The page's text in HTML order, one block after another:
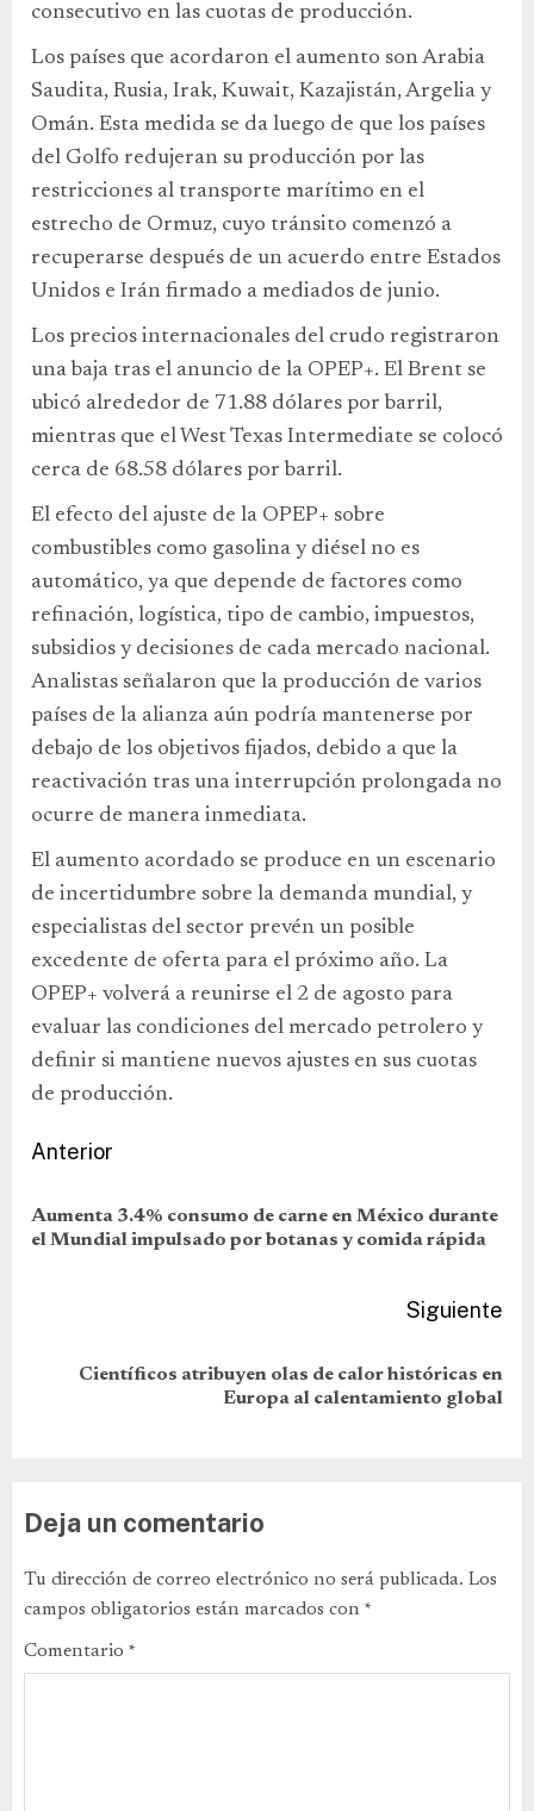
consecutivo en las cuotas de producción.
Los países que acordaron el aumento son Arabia
Saudita, Rusia, Irak, Kuwait, Kazajistán, Argelia y
Omán. Esta medida se da luego de que los países
del Golfo redujeran su producción por las
restricciones al transporte marítimo en el
estrecho de Ormuz, cuyo tránsito comenzó a
recuperarse después de un acuerdo entre Estados
Unidos e Irán firmado a mediados de junio.
Los precios internacionales del crudo registraron
una baja tras el anuncio de la OPEP+. El Brent se
ubicó alrededor de 71.88 dólares por barril,
mientras que el West Texas Intermediate se colocó
cerca de 68.58 dólares por barril.
El efecto del ajuste de la OPEP+ sobre
combustibles como gasolina y diésel no es
automático, ya que depende de factores como
refinación, logística, tipo de cambio, impuestos,
subsidios y decisiones de cada mercado nacional.
Analistas señalaron que la producción de varios
países de la alianza aún podría mantenerse por
debajo de los objetivos fijados, debido a que la
reactivación tras una interrupción prolongada no
ocurre de manera inmediata.
El aumento acordado se produce en un escenario
de incertidumbre sobre la demanda mundial, y
especialistas del sector prevén un posible
excedente de oferta para el próximo año. La
OPEP+ volverá a reunirse el 2 de agosto para
evaluar las condiciones del mercado petrolero y
definir si mantiene nuevos ajustes en sus cuotas
de producción.
Anterior
Aumenta 3.4% consumo de carne en México durante
el Mundial impulsado por botanas y comida rápida
Siguiente
Científicos atribuyen olas de calor históricas en
Europa al calentamiento global
Deja un comentario
Tu dirección de correo electrónico no será publicada. Los
campos obligatorios están marcados con *
Comentario *